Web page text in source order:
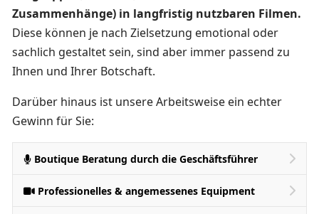
Zusammenhänge) in langfristig nutzbaren Filmen.
Diese können je nach Zielsetzung emotional oder
sachlich gestaltet sein, sind aber immer passend zu
Ihnen und Ihrer Botschaft.
Darüber hinaus ist unsere Arbeitsweise ein echter
Gewinn für Sie:
Boutique Beratung durch die Geschäftsführer
Professionelles & angemessenes Equipment